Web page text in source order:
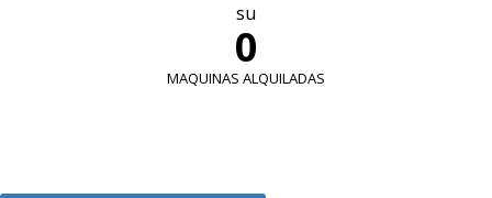
su
0
MAQUINAS ALQUILADAS